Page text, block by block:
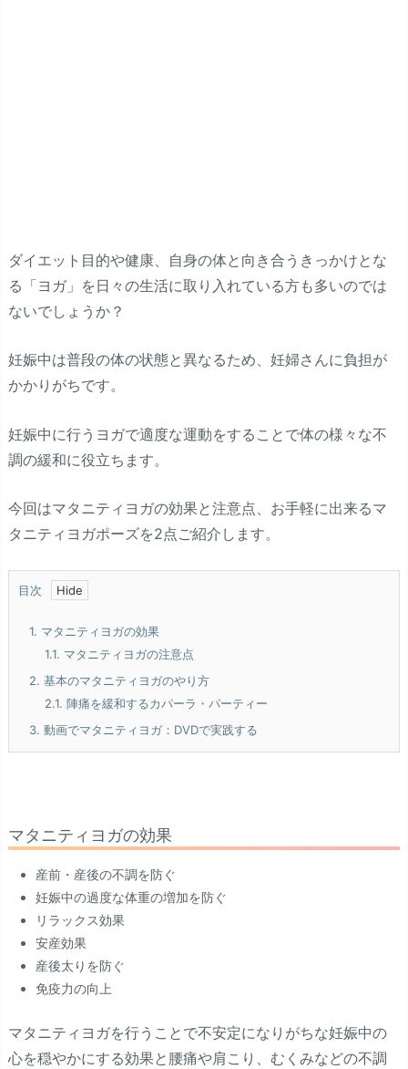
ダイエット目的や健康、自身の体と向き合うきっかけとな
る「ヨガ」を日々の生活に取り入れている方も多いのでは
ないでしょうか？
妊娠中は普段の体の状態と異なるため、妊婦さんに負担が
かかりがちです。
妊娠中に行うヨガで適度な運動をすることで体の様々な不
調の緩和に役立ちます。
今回はマタニティヨガの効果と注意点、お手軽に出来るマ
タニティヨガポーズを2点ご紹介します。
目次
1. マタニティヨガの効果
1.1. マタニティヨガの注意点
2. 基本のマタニティヨガのやり方
2.1. 陣痛を緩和するカパーラ・パーティー
3. 動画でマタニティヨガ：DVDで実践する
マタニティヨガの効果
産前・産後の不調を防ぐ
妊娠中の過度な体重の増加を防ぐ
リラックス効果
安産効果
産後太りを防ぐ
免疫力の向上
マタニティヨガを行うことで不安定になりがちな妊娠中の
心を穏やかにする効果と腰痛や肩こり、むくみなどの不調